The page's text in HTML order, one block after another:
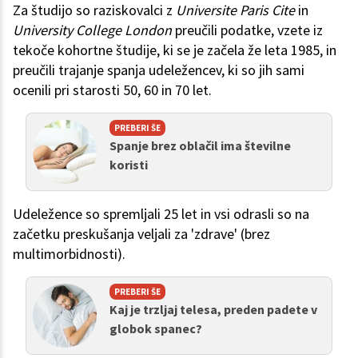
Za študijo so raziskovalci z Universite Paris Citein
University College London preučili podatke, vzete iz
tekoče kohortne študije, ki se je začela že leta 1985, in
preučili trajanje spanja udeležencev, ki so jih sami
ocenili pri starosti 50, 60 in 70 let.
PREBERI ŠE
Spanje brez oblačil ima številne
koristi
Udeležence so spremljali 25 let in vsi odrasli so na
začetku preskušanja veljali za 'zdrave' (brez
multimorbidnosti).
PREBERI ŠE
Kaj je trzljaj telesa, preden padete v
globok spanec?